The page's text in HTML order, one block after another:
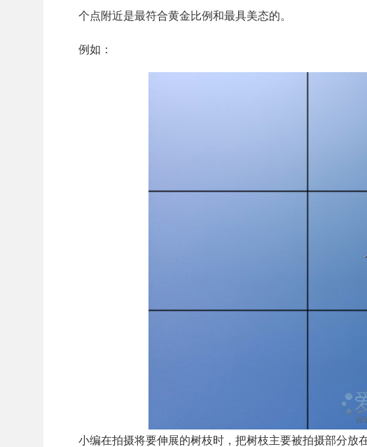
个点附近是最符合黄金比例和最具美态的。
例如：
小编在拍摄将要伸展的树枝时，把树枝主要被拍摄部分